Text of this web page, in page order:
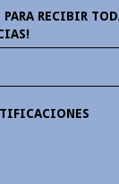
RECIBIR